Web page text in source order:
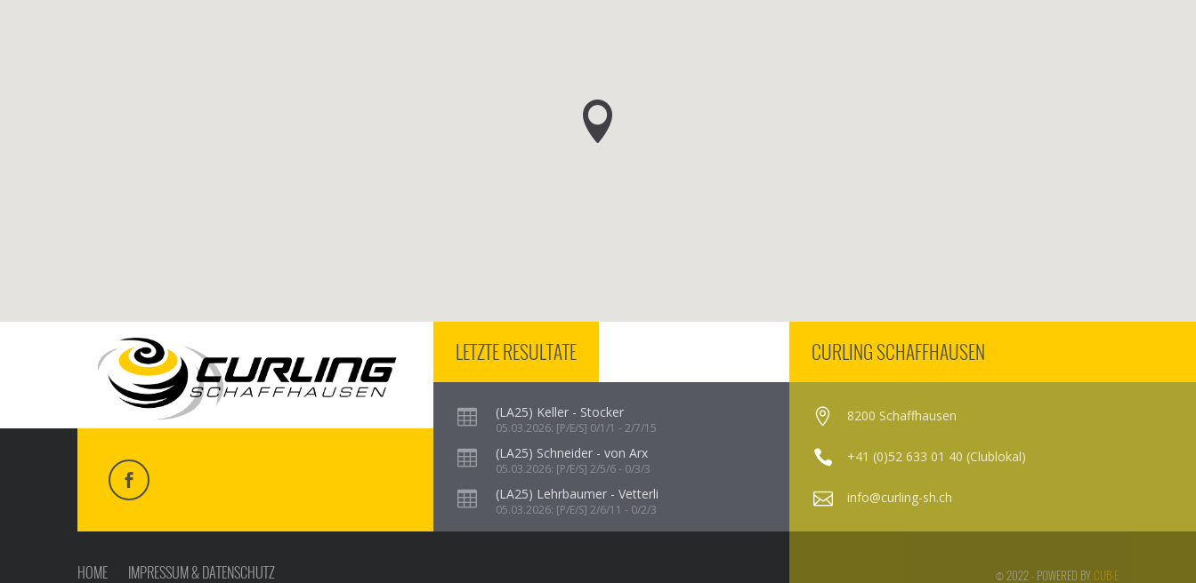
LETZTE RESULTATE
(LA25) Keller - Stocker
05.03.2026: [P/E/S] 0/1/1 - 2/7/15
(LA25) Schneider - von Arx
05.03.2026: [P/E/S] 2/5/6 - 0/3/3
(LA25) Lehrbaumer - Vetterli
05.03.2026: [P/E/S] 2/6/11 - 0/2/3
CURLING SCHAFFHAUSEN
8200 Schaffhausen
+41 (0)52 633 01 40 (Clublokal)
info@curling-sh.ch
HOME IMPRESSUM & DATENSCHUTZ © 2022 - POWERED BY CUB-E